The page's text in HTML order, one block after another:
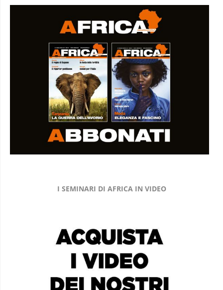
I SEMINARI DI AFRICA IN VIDEO